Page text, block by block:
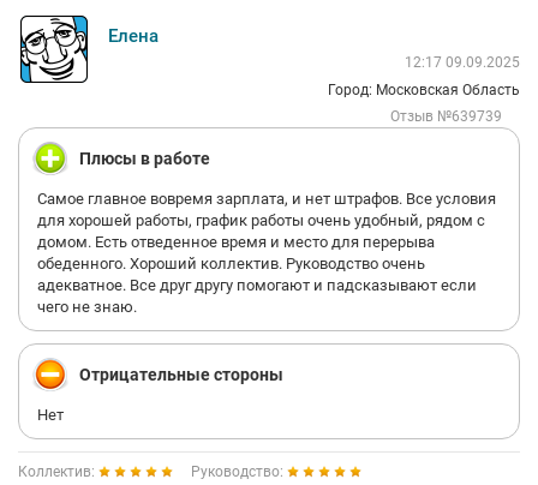
Елена
12:17 09.09.2025
Город: Московская Область
Отзыв №639739
Плюсы в работе
Самое главное вовремя зарплата, и нет штрафов. Все условия
для хорошей работы, график работы очень удобный, рядом с
домом. Есть отведенное время и место для перерыва
обеденного. Хороший коллектив. Руководство очень
адекватное. Все друг другу помогают и падсказывают если
чего не знаю.
Отрицательные стороны
Нет
Коллектив:
Руководство: